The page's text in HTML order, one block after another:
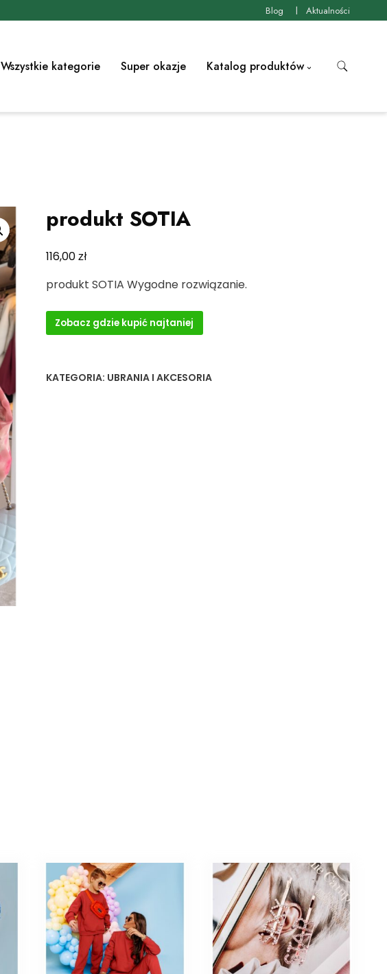
Blog Aktualności
Wszystkie kategorie Super okazje Katalog produktów
produkt SOTIA
116,00zł
produkt SOTIA Wygodne rozwiązanie.
Zobacz gdzie kupić najtaniej
KATEGORIA: UBRANIA I AKCESORIA